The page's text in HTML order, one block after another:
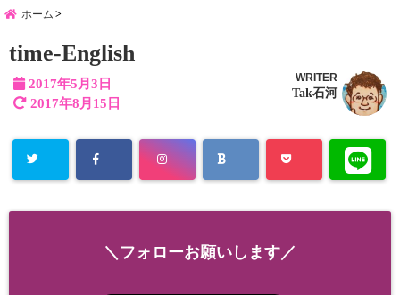
ホーム
time-English
2017年5月3日
2017年8月15日
WRITER
Tak石河
＼フォローお願いします／